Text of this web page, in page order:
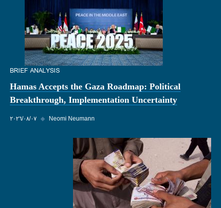
BRIEF ANALYSIS
Hamas Accepts the Gaza Roadmap: Political
Breakthrough, Implementation Uncertainty
٠٧‏/٠٨‏/٢٠٢٦ ◆ Neomi Neumann